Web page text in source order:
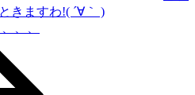
きますわ!( ´∀｀ )
、、